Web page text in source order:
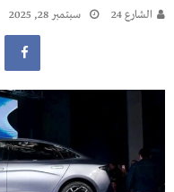
الشارع 24 سبتمبر 28, 2025